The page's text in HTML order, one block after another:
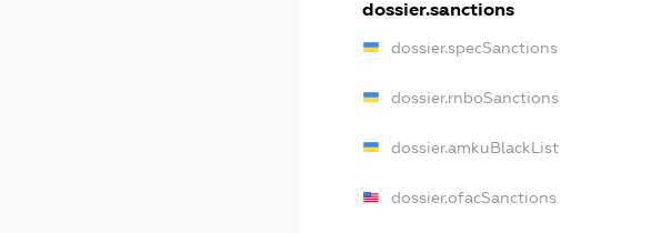
dossier.sanctions
dossier.specSanctions
dossier.rnboSanctions
dossier.amkuBlackList
dossier.ofacSanctions